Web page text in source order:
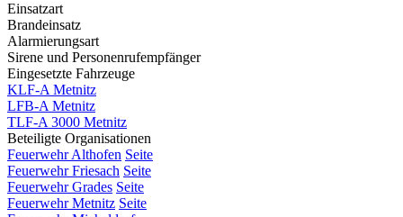
Einsatzart
Brandeinsatz
Alarmierungsart
Sirene und Personenrufempfänger
Eingesetzte Fahrzeuge
KLF-A Metnitz
LFB-A Metnitz
TLF-A 3000 Metnitz
Beteiligte Organisationen
Feuerwehr Althofen Seite
Feuerwehr Friesach Seite
Feuerwehr Grades Seite
Feuerwehr Metnitz Seite